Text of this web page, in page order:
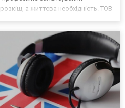
а життєва необхідність. ТОВ